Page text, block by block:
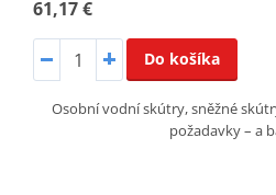
61,17 €
Do košíka
Osobní vodní skútry, sněžné
požadavky – a